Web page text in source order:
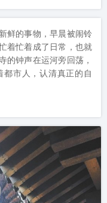
鲜的事物，早晨被闹铃
着忙着成了日常，也就
的钟声在运河旁回荡，
市人，认清真正的自